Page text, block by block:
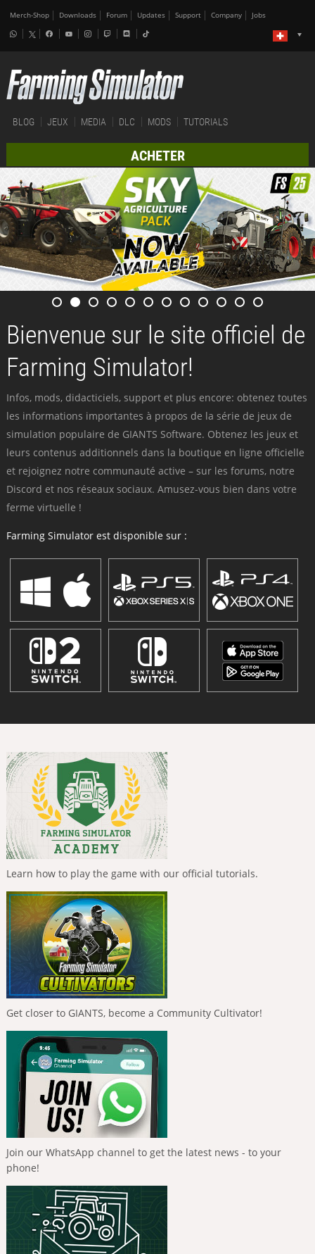
Merch-Shop Downloads Forum Updates Support Company Jobs
BLOG JEUX MEDIA DLC MODS TUTORIALS
ACHETER
Bienvenue sur le site officiel de
Farming Simulator!
Infos, mods, didacticiels, support et plus encore: obtenez toutes
les informations importantes à propos de la série de jeux de
simulation populaire de GIANTS Software. Obtenez les jeux et
leurs contenus additionnels dans la boutique en ligne officielle
et rejoignez notre communauté active – sur les forums, notre
Discord et nos réseaux sociaux. Amusez-vous bien dans votre
ferme virtuelle !
Farming Simulator est disponible sur :
Learn how to play the game with our official tutorials.
Get closer to GIANTS, become a Community Cultivator!
Join our WhatsApp channel to get the latest news - to your
phone!